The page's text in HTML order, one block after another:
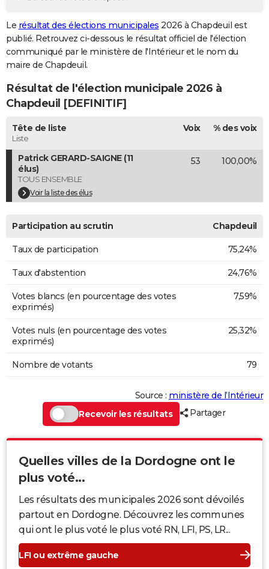
GUIDES D'ACHAT
BONS PLANS
CARTE DE VOEUX
Carte de Noël
Carte Bonne année
Carte Saint-Valentin
Carte Pâques
Carte d'anniversaire
DICTIONNAIRE
Dictionnaire
Biographies
Citations
Expressions
Proverbes
PROGRAMME TV
COPAINS D'AVANT
S'inscrire
Se connecter
Lycées
Collèges
Primaires
Universités
Entreprises
Service militaire
Avis de recherche
AVIS DE DÉCÈS
Bricolage
Lifestyle
Culture
Sport
Auto
Television
Voyage
Cinema
Le résultat des élections municipales 2026 à Chapdeuil est
publié. Retrouvez ci-dessous le résultat officiel de l'élection
communiqué par le ministère de l'Intérieur et le nom du
maire de Chapdeuil.
Résultat de l'élection municipale 2026 à
Chapdeuil [DEFINITIF]
Tête de liste
Liste
Voix % des voix
Patrick GERARD-SAIGNE (11
élus)
TOUS ENSEMBLE
Voir la liste des élus
53 100,00%
Participation au scrutin Chapdeuil
Taux de participation 75,24%
Taux d'abstention 24,76%
Votes blancs (en pourcentage des votes
exprimés)
7,59%
Votes nuls (en pourcentage des votes
exprimés)
25,32%
Nombre de votants 79
Source : ministère de l’Intérieur
Recevoir les résultats
Partager
Quelles villes de la Dordogne ont le
plus voté...
Les résultats des municipales 2026 sont dévoilés
partout en Dordogne. Découvrez les communes
qui ont le plus voté le plus voté RN, LFI, PS, LR...
LFI ou extrême gauche